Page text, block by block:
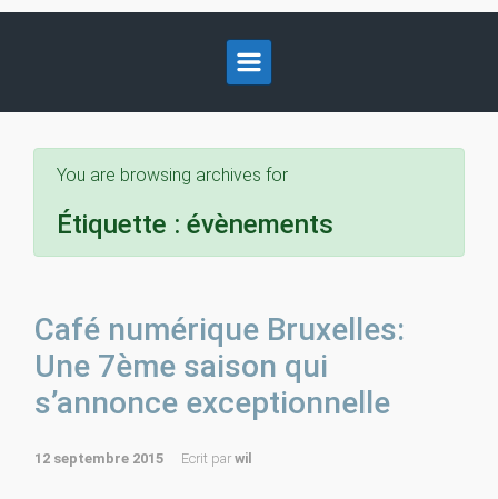
You are browsing archives for
Étiquette : évènements
Café numérique Bruxelles:
Une 7ème saison qui
s’annonce exceptionnelle
12 septembre 2015 Ecrit par wil